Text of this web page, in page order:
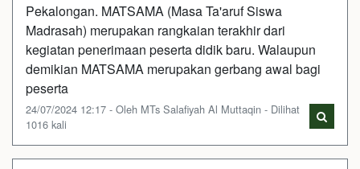
Pekalongan. MATSAMA (Masa Ta'aruf Siswa
Madrasah) merupakan rangkaian terakhir dari
kegiatan penerimaan peserta didik baru. Walaupun
demikian MATSAMA merupakan gerbang awal bagi
peserta
24/07/2024 12:17 - Oleh MTs Salafiyah Al Muttaqin - Dilihat
1016 kali